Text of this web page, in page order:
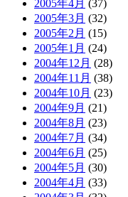
2005年4月 (37)
2005年3月 (32)
2005年2月 (15)
2005年1月 (24)
2004年12月 (28)
2004年11月 (38)
2004年10月 (23)
2004年9月 (21)
2004年8月 (23)
2004年7月 (34)
2004年6月 (25)
2004年5月 (30)
2004年4月 (33)